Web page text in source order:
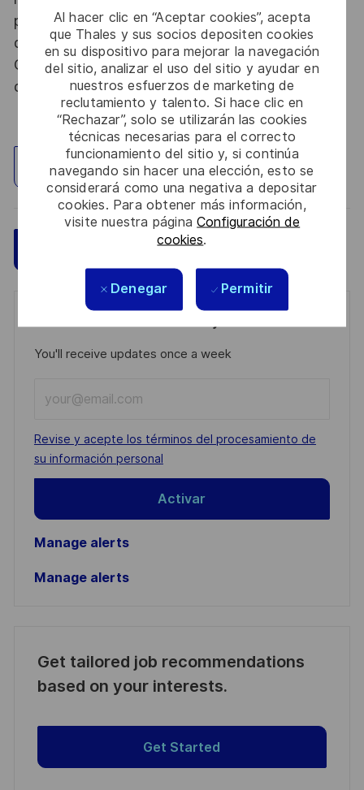
Al hacer clic en “Aceptar cookies”, acepta
que Thales y sus socios depositen cookies
en su dispositivo para mejorar la navegación
del sitio, analizar el uso del sitio y ayudar en
nuestros esfuerzos de marketing de
reclutamiento y talento. Si hace clic en
“Rechazar”, solo se utilizarán las cookies
técnicas necesarias para el correcto
funcionamiento del sitio y, si continúa
navegando sin hacer una elección, esto se
considerará como una negativa a depositar
cookies. Para obtener más información,
visite nuestra páginaConfiguración de
cookies.
Denegar Permitir
procédure d’habilitation, conformément aux
dispositions des articles R.2311-1 et suivants du
Code de la défense et de l’IGI 1300 SGDSN/PSE
du 09 août 2021.
Explorar ubicación
Guardar
You'll receive updates once a week
Email
address
(Required)
Required
Revise y acepte los términos del procesamiento de
su información personal
Activar
Manage alerts
Manage alerts
Get tailored job recommendations
based on your interests.
Get Started